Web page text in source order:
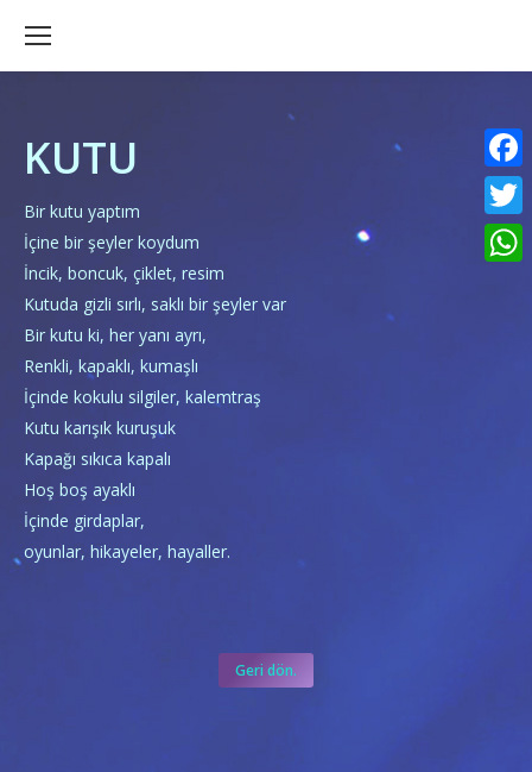
KUTU
Bir kutu yaptım
İçine bir şeyler koydum
İncik, boncuk, çiklet, resim
Kutuda gizli sırlı, saklı bir şeyler var
Bir kutu ki, her yanı ayrı,
Renkli, kapaklı, kumaşlı
İçinde kokulu silgiler, kalemtraş
Kutu karışık kuruşuk
Kapağı sıkıca kapalı
Hoş boş ayaklı
İçinde girdaplar,
oyunlar, hikayeler, hayaller.
Geri dön.